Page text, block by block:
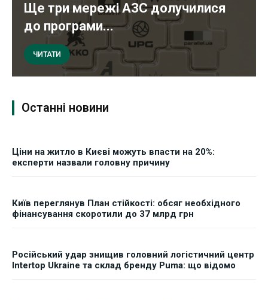
Ще три мережі АЗС долучилися
до програми...
ЧИТАТИ
Останні новини
Ціни на житло в Києві можуть впасти на 20%:
експерти назвали головну причину
Київ переглянув План стійкості: обсяг необхідного
фінансування скоротили до 37 млрд грн
Російський удар знищив головний логістичний центр
Intertop Ukraine та склад бренду Puma: що відомо